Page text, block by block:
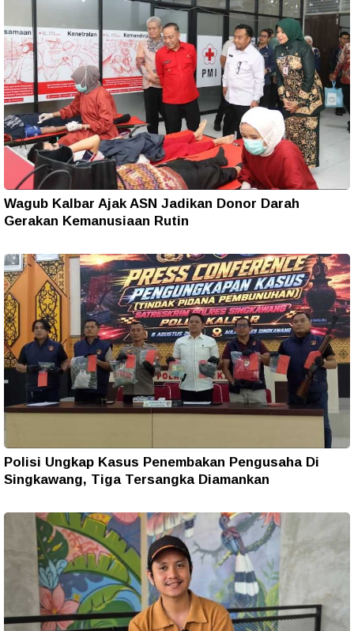
Wagub Kalbar Ajak ASN Jadikan Donor Darah
Gerakan Kemanusiaan Rutin
Polisi Ungkap Kasus Penembakan Pengusaha Di
Singkawang, Tiga Tersangka Diamankan